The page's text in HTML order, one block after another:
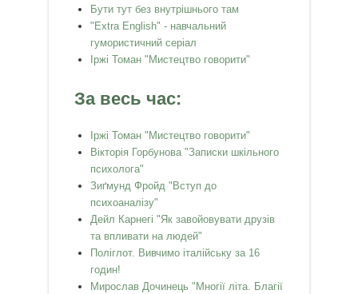
Бути тут без внутрішнього там
"Extra English" - навчальний
гумористичний серіал
Іржі Томан "Мистецтво говорити"
За весь час:
Іржі Томан "Мистецтво говорити"
Вікторія Горбунова "Записки шкільного
психолога"
Зиґмунд Фройд "Вступ до
психоаналізу"
Дейл Карнегі "Як завойовувати друзів
та впливати на людей"
Поліглот. Вивчимо італійську за 16
годин!
Мирослав Дочинець "Многії літа. Благії